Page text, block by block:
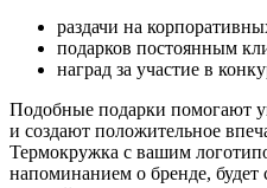
раздачи на
подарков постоянным
наград за участие в
Подобные подарки помогают
и создают положительное
Термокружка с вашим
напоминанием о бренде, будет